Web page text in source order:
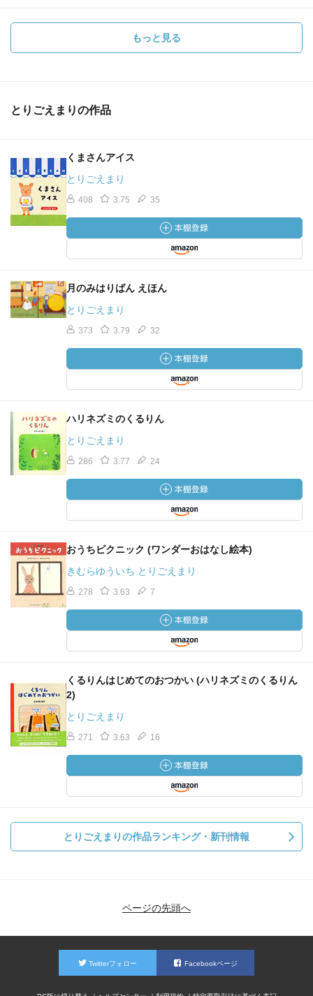
もっと見る
とりごえまりの作品
くまさんアイス
とりごえまり
408 3.75 35
月のみはりばん えほん
とりごえまり
373 3.79 32
ハリネズミのくるりん
とりごえまり
286 3.77 24
おうちピクニック (ワンダーおはなし絵本)
きむらゆういち とりごえまり
278 3.63 7
くるりんはじめてのおつかい (ハリネズミのくるりん
2)
とりごえまり
271 3.63 16
とりごえまりの作品ランキング・新刊情報
ページの先頭へ
Twitterフォロー Facebookページ